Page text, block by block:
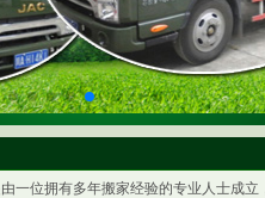
位拥有多年搬家经验的专业人士成立